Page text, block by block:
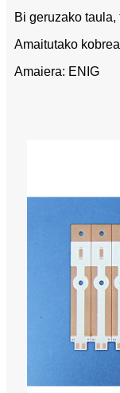
Bi geruzako
Amaitutako
Amaiera: ENIG